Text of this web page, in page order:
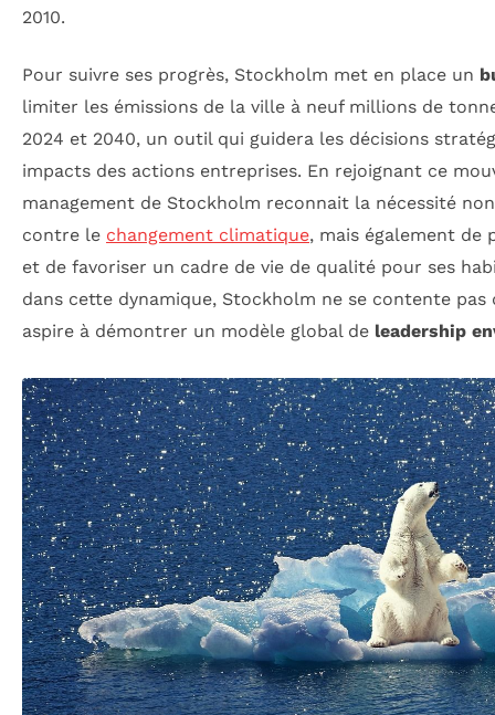
2010.
Pour suivre ses progrès, Stockholm met en place un
limiter les émissions de la ville à neuf millions de
2024 et 2040, un outil qui guidera les décisions
impacts des actions entreprises. En rejoignant ce
management de Stockholm reconnait la nécessité
contre le changement climatique, mais également de
et de favoriser un cadre de vie de qualité pour ses
dans cette dynamique, Stockholm ne se contente pas
aspire à démontrer un modèle global de leadership